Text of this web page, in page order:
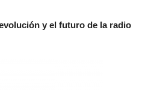
y el futuro de la radio